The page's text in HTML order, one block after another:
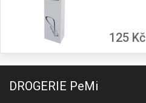
125 Kč
DROGERIE PeMi